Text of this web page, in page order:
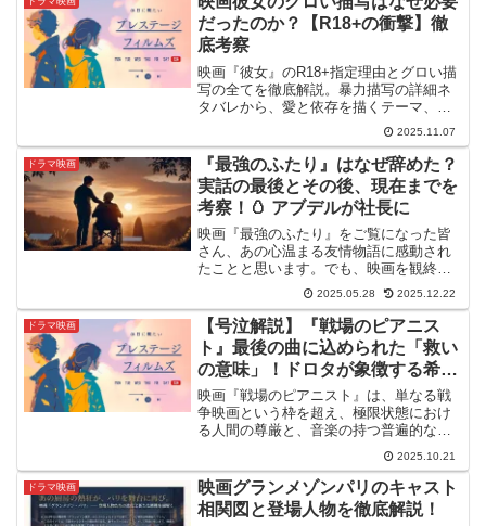
意味を紐解き、作品が持つ真の面白さを
100％体感しましょう。
だったのか？【R18+の衝撃】徹
底考察
映画『彼女』のR18+指定理由とグロい描
写の全てを徹底解説。暴力描写の詳細ネ
タバレから、愛と依存を描くテーマ、倫
理的な考察まで深掘りし、なぜ<strong>
彼女 映画 グロい</strong>と評価される
のかを分析します。視聴前の不安を解消
し、<strong>彼女 映画 グロい</strong>
表現の真意を知りたい方のための決定
版。
2025.11.07
ドラマ映画
『最強のふたり』はなぜ辞めた？
実話の最後とその後、現在までを
考察！🥚 アブデルが社長に
映画『最強のふたり』をご覧になった皆
さん、あの心温まる友情物語に感動され
たことと思います。でも、映画を観終わ
った後、「ドリスはなぜ辞めたんだろ
う？」「最後はどうなったの？」と、そ
の実話の続きやその後の二人が気になっ
た方もいらっしゃるのではな...
2025.05.28 2025.12.22
ドラマ映画
【号泣解説】『戦場のピアニス
ト』最後の曲に込められた「救い
の意味」！ドロタが象徴する希望
と、ホーゼンフェルトの悲劇的な
最期
映画『戦場のピアニスト』は、単なる戦
争映画という枠を超え、極限状態におけ
る人間の尊厳と、音楽の持つ普遍的な力
を描いた傑作です。2002年に公開され、
ロマン・ポランスキー監督が自身のホロ
コースト体験を重ね合わせながら作り上
げたこの作品は、世界...
2025.10.21
ドラマ映画
映画グランメゾンパリのキャスト
相関図と登場人物を徹底解説！